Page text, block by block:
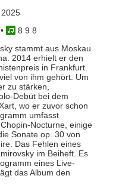
2025
•
8 9 8
stammt aus Moskau
2014 erhielt er den
in Frankfurt.
von ihm gehört. Um
zu stärken,
Debüt bei dem
wo er zuvor schon
umfasst
Nocturne, einige
Sonate op. 30 von
Das Fehlen eines
im Beiheft. Es
eines Live-
das Album den